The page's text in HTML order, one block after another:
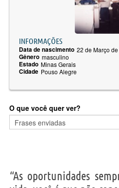
INFORMAÇÕES
Data de nascimento 22 de Março de
Gênero masculino
Estado Minas Gerais
Cidade Pouso Alegre
O que você quer ver?
“As oportunidades